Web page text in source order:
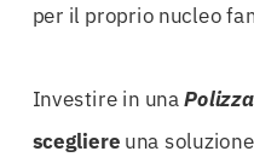
per il proprio nucleo
Investire in una
scegliere una